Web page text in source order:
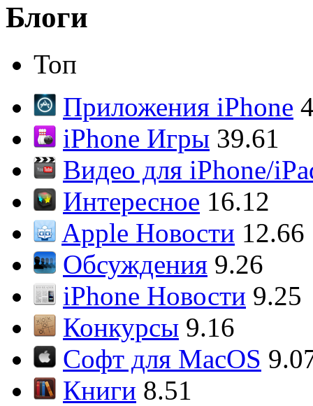
Блоги
Топ
Приложения iPhone
iPhone Игры 39.61
Видео для iPhone/
Интересное 16.12
Apple Новости 12.66
Обсуждения 9.26
iPhone Новости 9.25
Конкурсы 9.16
Софт для MacOS
Книги 8.51